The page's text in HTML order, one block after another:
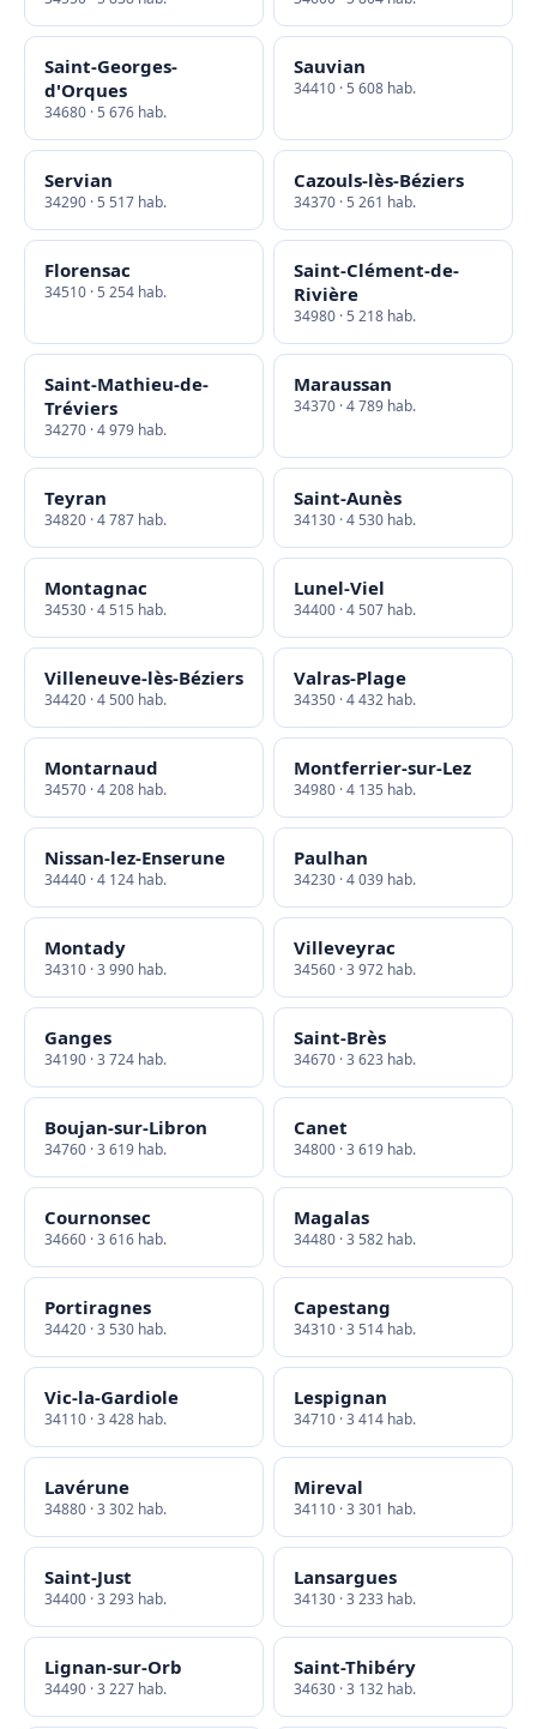
Saint-Georges-
d'Orques
34680 · 5 676 hab.
Sauvian
34410 · 5 608 hab.
Servian
34290 · 5 517 hab.
Cazouls-lès-Béziers
34370 · 5 261 hab.
Florensac
34510 · 5 254 hab.
Saint-Clément-de-
Rivière
34980 · 5 218 hab.
Saint-Mathieu-de-
Tréviers
34270 · 4 979 hab.
Maraussan
34370 · 4 789 hab.
Teyran
34820 · 4 787 hab.
Saint-Aunès
34130 · 4 530 hab.
Montagnac
34530 · 4 515 hab.
Lunel-Viel
34400 · 4 507 hab.
Villeneuve-lès-Béziers
34420 · 4 500 hab.
Valras-Plage
34350 · 4 432 hab.
Montarnaud
34570 · 4 208 hab.
Montferrier-sur-Lez
34980 · 4 135 hab.
Nissan-lez-Enserune
34440 · 4 124 hab.
Paulhan
34230 · 4 039 hab.
Montady
34310 · 3 990 hab.
Villeveyrac
34560 · 3 972 hab.
Ganges
34190 · 3 724 hab.
Saint-Brès
34670 · 3 623 hab.
Boujan-sur-Libron
34760 · 3 619 hab.
Canet
34800 · 3 619 hab.
Cournonsec
34660 · 3 616 hab.
Magalas
34480 · 3 582 hab.
Portiragnes
34420 · 3 530 hab.
Capestang
34310 · 3 514 hab.
Vic-la-Gardiole
34110 · 3 428 hab.
Lespignan
34710 · 3 414 hab.
Lavérune
34880 · 3 302 hab.
Mireval
34110 · 3 301 hab.
Saint-Just
34400 · 3 293 hab.
Lansargues
34130 · 3 233 hab.
Lignan-sur-Orb
34490 · 3 227 hab.
Saint-Thibéry
34630 · 3 132 hab.